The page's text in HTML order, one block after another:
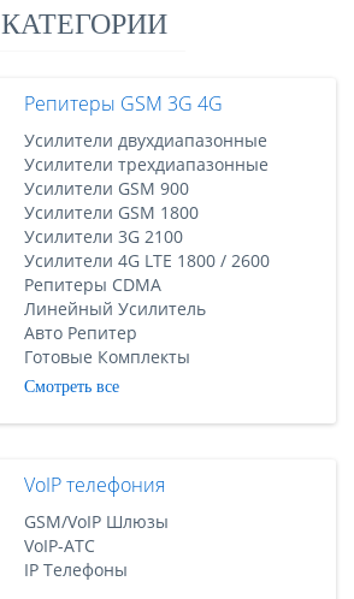
КАТЕГОРИИ
Репитеры GSM 3G 4G
Усилители двухдиапазонные
Усилители трехдиапазонные
Усилители GSM 900
Усилители GSM 1800
Усилители 3G 2100
Усилители 4G LTE 1800 / 2600
Репитеры CDMA
Линейный Усилитель
Авто Репитер
Готовые Комплекты
Смотреть все
VoIP телефония
GSM/VoIP Шлюзы
VoIP-АТС
IP Телефоны